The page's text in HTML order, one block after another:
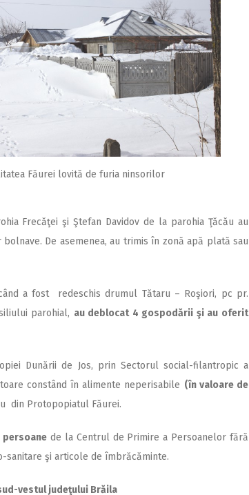
Făurei lovită de furia ninsorilor
Frecăţei şi Ştefan Davidov de la parohia Ţăcău au
De asemenea, au trimis în zonă apă plată sau
a fost redeschis drumul Tătaru – Roşiori, pc pr.
parohial, au deblocat 4 gospodării şi au oferit
Dunării de Jos, prin Sectorul social-filantropic a
constând în alimente neperisabile (în valoare de
din Protopopiatul Făurei.
persoane de la Centrul de Primire a Persoanelor fără
sanitare şi articole de îmbrăcăminte.
vestul judeţului Brăila